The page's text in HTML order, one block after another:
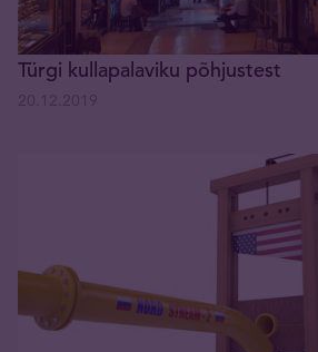
Türgi kullapalaviku põhjustest